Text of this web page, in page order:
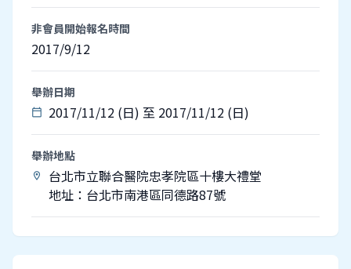
非會員開始報名時間
2017/9/12
舉辦日期
calendar_today 2017/11/12 (日) 至 2017/11/12 (日)
舉辦地點
location_on
台北市立聯合醫院忠孝院區十樓大禮堂
地址：台北市南港區同德路87號